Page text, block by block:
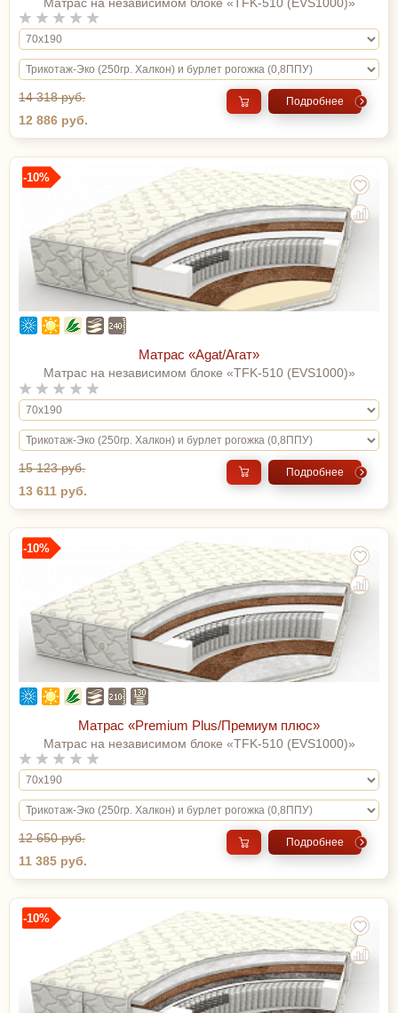
14 318 руб.
12 886 руб.
Подробнее
-10%
Матрас «Agat/Агат»
Матрас на независимом блоке «TFK-510 (EVS1000)»
15 123 руб.
13 611 руб.
Подробнее
-10%
Матрас «Premium Plus/Премиум плюс»
Матрас на независимом блоке «TFK-510 (EVS1000)»
12 650 руб.
11 385 руб.
Подробнее
-10%